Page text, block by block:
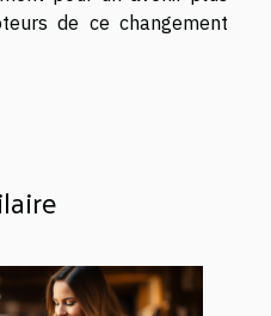
de ce changement